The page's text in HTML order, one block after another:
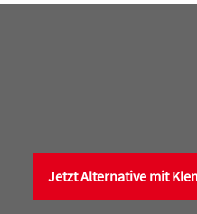
Jetzt Alternative mit